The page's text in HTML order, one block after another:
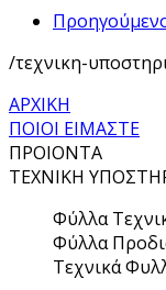
/τεχνικη-
ΑΡΧΙΚΗ
ΠΟΙΟΙ ΕΙΜΑΣΤΕ
ΠΡΟΙΟΝΤΑ
ΤΕΧΝΙΚΗ
Φύλλα
Φύλλα
Τεχνικά